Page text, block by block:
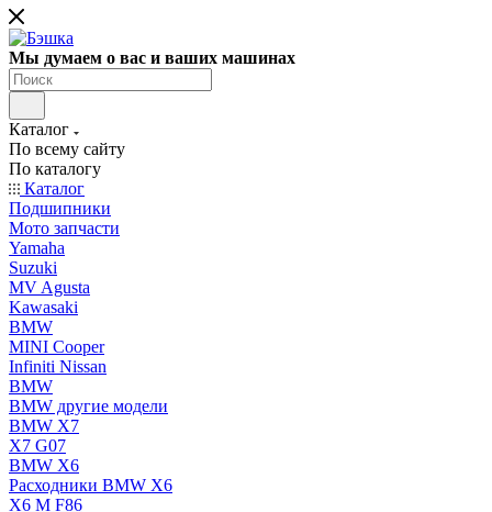
Мы думаем о вас и ваших машинах
Каталог
По всему сайту
По каталогу
Каталог
Подшипники
Мото запчасти
Yamaha
Suzuki
MV Agusta
Kawasaki
BMW
MINI Cooper
Infiniti Nissan
BMW
BMW другие модели
BMW X7
X7 G07
BMW X6
Расходники BMW X6
X6 M F86